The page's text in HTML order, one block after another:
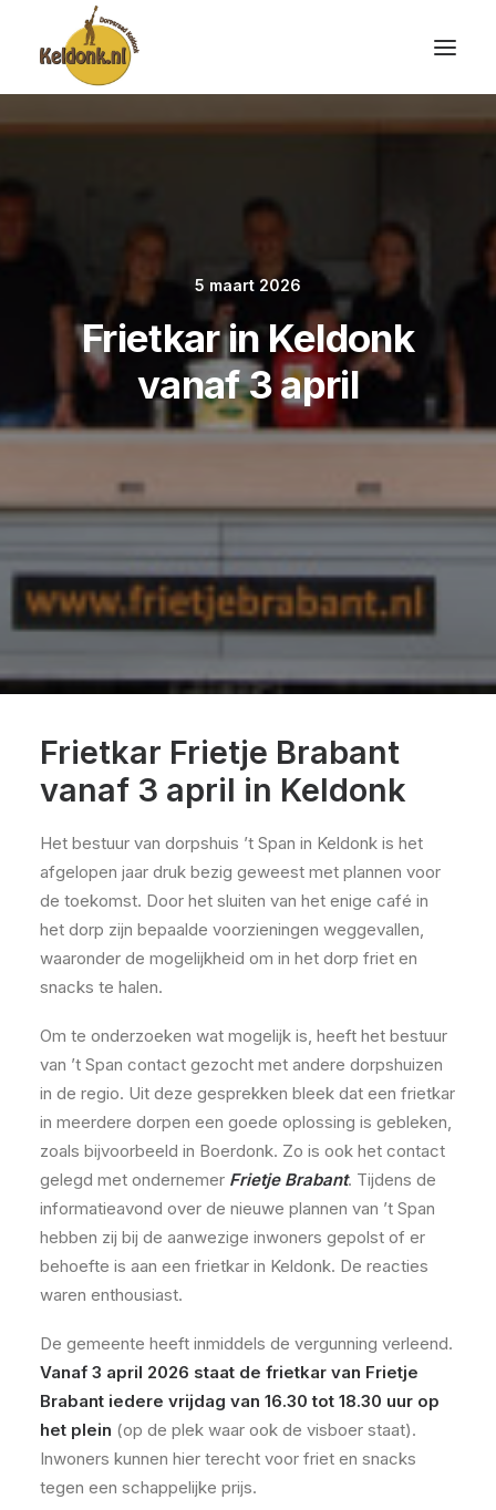
5 maart 2026
Frietkar in Keldonk
vanaf 3 april
Frietkar Frietje Brabant
vanaf 3 april in Keldonk
Het bestuur van dorpshuis ’t Span in Keldonk is het
afgelopen jaar druk bezig geweest met plannen voor
de toekomst. Door het sluiten van het enige café in
het dorp zijn bepaalde voorzieningen weggevallen,
waaronder de mogelijkheid om in het dorp friet en
snacks te halen.
Om te onderzoeken wat mogelijk is, heeft het bestuur
van ’t Span contact gezocht met andere dorpshuizen
in de regio. Uit deze gesprekken bleek dat een frietkar
in meerdere dorpen een goede oplossing is gebleken,
zoals bijvoorbeeld in Boerdonk. Zo is ook het contact
gelegd met ondernemer Frietje Brabant. Tijdens de
informatieavond over de nieuwe plannen van ’t Span
hebben zij bij de aanwezige inwoners gepolst of er
behoefte is aan een frietkar in Keldonk. De reacties
waren enthousiast.
De gemeente heeft inmiddels de vergunning verleend.
Vanaf 3 april 2026 staat de frietkar van Frietje
Brabant iedere vrijdag van 16.30 tot 18.30 uur op
het plein (op de plek waar ook de visboer staat).
Inwoners kunnen hier terecht voor friet en snacks
tegen een schappelijke prijs.